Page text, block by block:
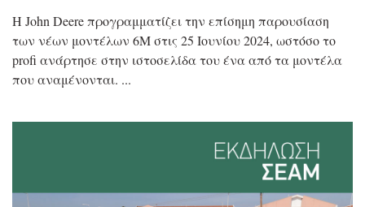
Η John Deere προγραμματίζει την επίσημη παρουσίαση
των νέων μοντέλων 6M στις 25 Ιουνίου 2024, ωστόσο το
profi ανάρτησε στην ιστοσελίδα του ένα από τα μοντέλα
που αναμένονται.